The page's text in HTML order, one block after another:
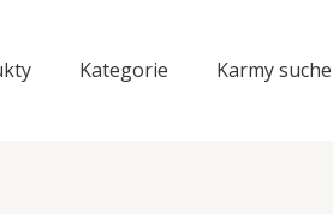
Kategorie Karmy suche